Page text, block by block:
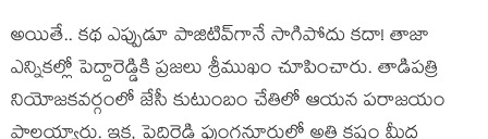
అయితే.. క‌థ ఎప్పుడూ పాజిటివ్‌గానే సాగిపోదు క‌దా! తాజా
ఎన్నిక‌ల్లో పెద్దారెడ్డికి ప్ర‌జ‌లు శ్రీముఖం చూపించారు. తాడిప‌త్రి
నియోజ‌క‌వ‌ర్గంలో జేసీ కుటుంబం చేతిలో ఆయ‌న ప‌రాజ‌యం